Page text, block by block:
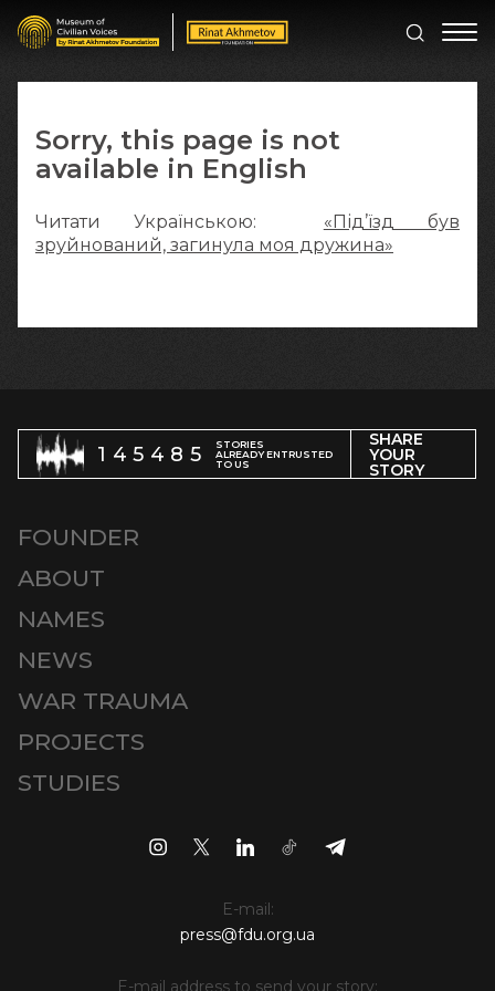
Sorry, this page is not
available in English
Читати Українською: «Під’їзд був
зруйнований, загинула моя дружина»
145485
STORIES
ALREADY ENTRUSTED
TO US
SHARE
YOUR
STORY
FOUNDER
ABOUT
NAMES
NEWS
WAR TRAUMA
PROJECTS
STUDIES
E-mail:
press@fdu.org.ua